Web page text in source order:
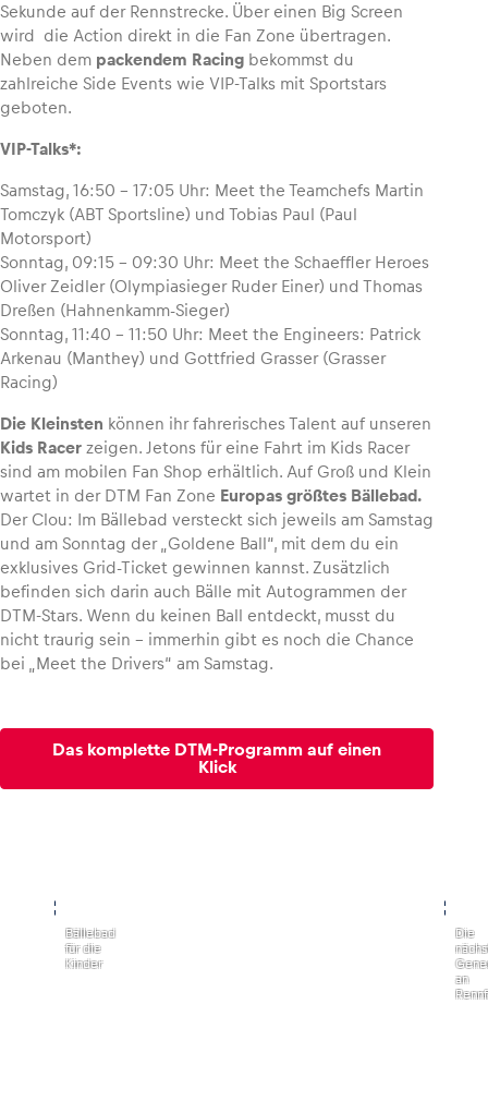
Sekunde auf der Rennstrecke. Über einen Big Screen
wird die Action direkt in die Fan Zone übertragen.
Neben dem packendem Racing bekommst du
zahlreiche Side Events wie VIP-Talks mit Sportstars
geboten.
VIP-Talks*:
Samstag, 16:50 – 17:05 Uhr: Meet the Teamchefs Martin
Tomczyk (ABT Sportsline) und Tobias Paul (Paul
Motorsport)
Sonntag, 09:15 – 09:30 Uhr: Meet the Schaeffler Heroes
Oliver Zeidler (Olympiasieger Ruder Einer) und Thomas
Dreßen (Hahnenkamm-Sieger)
Sonntag, 11:40 – 11:50 Uhr: Meet the Engineers: Patrick
Arkenau (Manthey) und Gottfried Grasser (Grasser
Racing)
Die Kleinsten können ihr fahrerisches Talent auf unseren
Kids Racer zeigen. Jetons für eine Fahrt im Kids Racer
sind am mobilen Fan Shop erhältlich. Auf Groß und Klein
wartet in der DTM Fan Zone Europas größtes Bällebad.
Der Clou: Im Bällebad versteckt sich jeweils am Samstag
und am Sonntag der „Goldene Ball“, mit dem du ein
exklusives Grid-Ticket gewinnen kannst. Zusätzlich
befinden sich darin auch Bälle mit Autogrammen der
DTM-Stars. Wenn du keinen Ball entdeckt, musst du
nicht traurig sein – immerhin gibt es noch die Chance
bei „Meet the Drivers“ am Samstag.
Das komplette DTM-Programm auf einen
Klick
,Bällebad
für die
Kinder
,Die
an